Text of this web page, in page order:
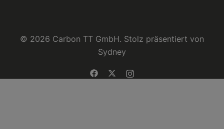
© 2026 Carbon TT GmbH. Stolz präsentiert von
Sydney